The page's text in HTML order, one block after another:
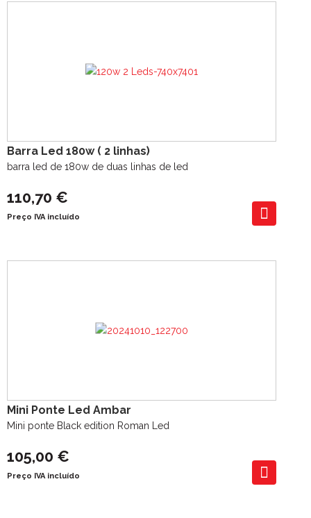
Barra Led 180w ( 2 linhas)
barra led de 180w de duas linhas de led
110,70 €
Preço IVA incluído
Mini Ponte Led Ambar
Mini ponte Black edition Roman Led
105,00 €
Preço IVA incluído